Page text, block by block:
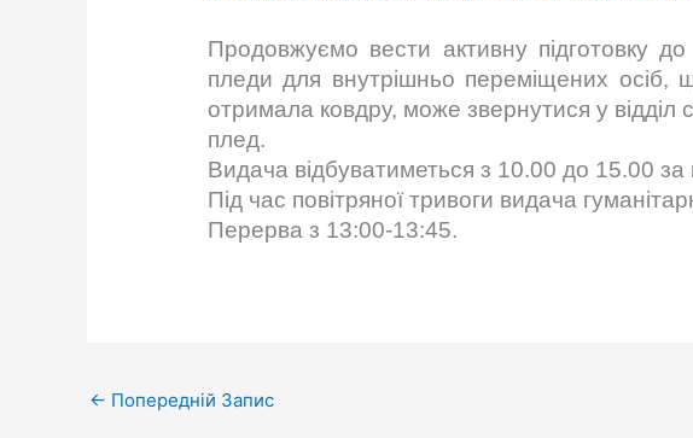
Продовжуємо вести активну підготовку
пледи для внутрішньо переміщених осіб,
отримала ковдру, може звернутися у відділ
плед.
Видача відбуватиметься з 10.00 до 15.00 за
Під час повітряної тривоги видача
Перерва з 13:00-13:45.
← Попередній Запис